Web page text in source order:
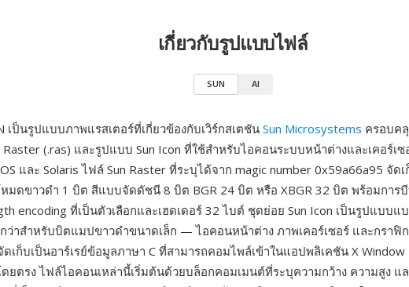
เกี่ยวกับรูปแบบไฟล์
SUN AI
เป็นรูปแบบภาพแรสเตอร์ที่เกี่ยวข้องกับเวิร์กสเตชัน Sun Microsystems ครอบค
Raster (.ras) และรูปแบบ Sun Icon ที่ใช้สำหรับไอคอนระบบหน้าต่างและเคอร์เ
และ Solaris ไฟล์ Sun Raster ที่ระบุได้จาก magic number 0x59a66a95 จั
มดขาวดำ 1 บิต สีแบบจัดดัชนี 8 บิต BGR 24 บิต หรือ XBGR 32 บิต พร้อมการ
encoding ที่เป็นตัวเลือกและเฮดเดอร์ 32 ไบต์ ชุดย่อย Sun Icon เป็นรูปแบบ
ว่าสำหรับบิตแมปขาวดำขนาดเล็ก — ไอคอนหน้าต่าง ภาพเคอร์เซอร์ และกราฟิ
เก็บเป็นอาร์เรย์ข้อมูลภาษา C ที่สามารถคอมไพล์เข้าในแอปพลิเคชัน X Window
ยตรง ไฟล์ไอคอนเหล่านี้เริ่มต้นด้วยบล็อกคอมเมนต์ที่ระบุความกว้าง ความสูง แ